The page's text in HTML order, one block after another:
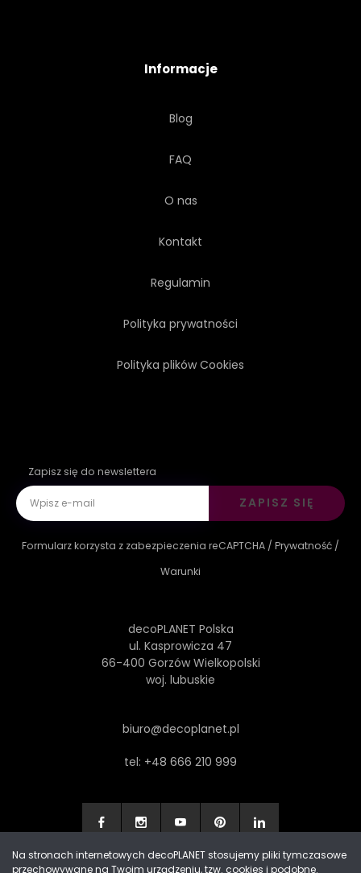
Informacje
Blog
FAQ
O nas
Kontakt
Regulamin
Polityka prywatności
Polityka plików Cookies
Zapisz się do newslettera
ZAPISZ SIĘ
Formularz korzysta z zabezpieczenia reCAPTCHA / Prywatność /
Warunki
decoPLANET Polska
ul. Kasprowicza 47
66-400 Gorzów Wielkopolski
woj. lubuskie
biuro@decoplanet.pl
tel: +48 666 210 999
Na stronach internetowych decoPLANET stosujemy pliki tymczasowe
przechowywane na Twoim urządzeniu, tzw. cookies i podobne.